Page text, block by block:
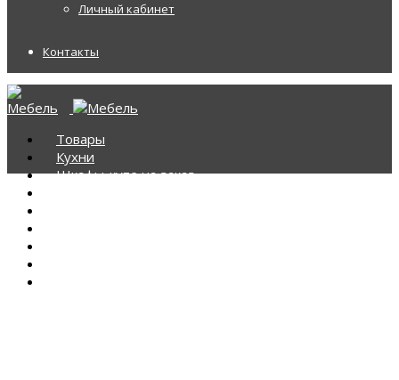
Личный кабинет
Контакты
Товары
Кухни
Шкафы-купе на заказ